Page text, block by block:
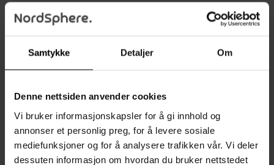
Samtykke Detaljer Om
Denne nettsiden anvender cookies
Vi bruker informasjonskapsler for å gi innhold og
annonser et personlig preg, for å levere sosiale
mediefunksjoner og for å analysere trafikken vår. Vi deler
dessuten informasjon om hvordan du bruker nettstedet
8 åpne rom gir smart og romslig oppbevaring til bøker,
dekor, planter og personlige detaljer
Generøs bredde på 97,5 cm som gir mye plass uten å
Stabil konstruksjon med høy lastekapasitet for både
Enkel montering med illustrerte instruksjoner; delene er
nummerert og hullene forboret